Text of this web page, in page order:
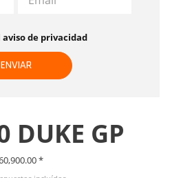
aviso de privacidad
DUKE GP
*